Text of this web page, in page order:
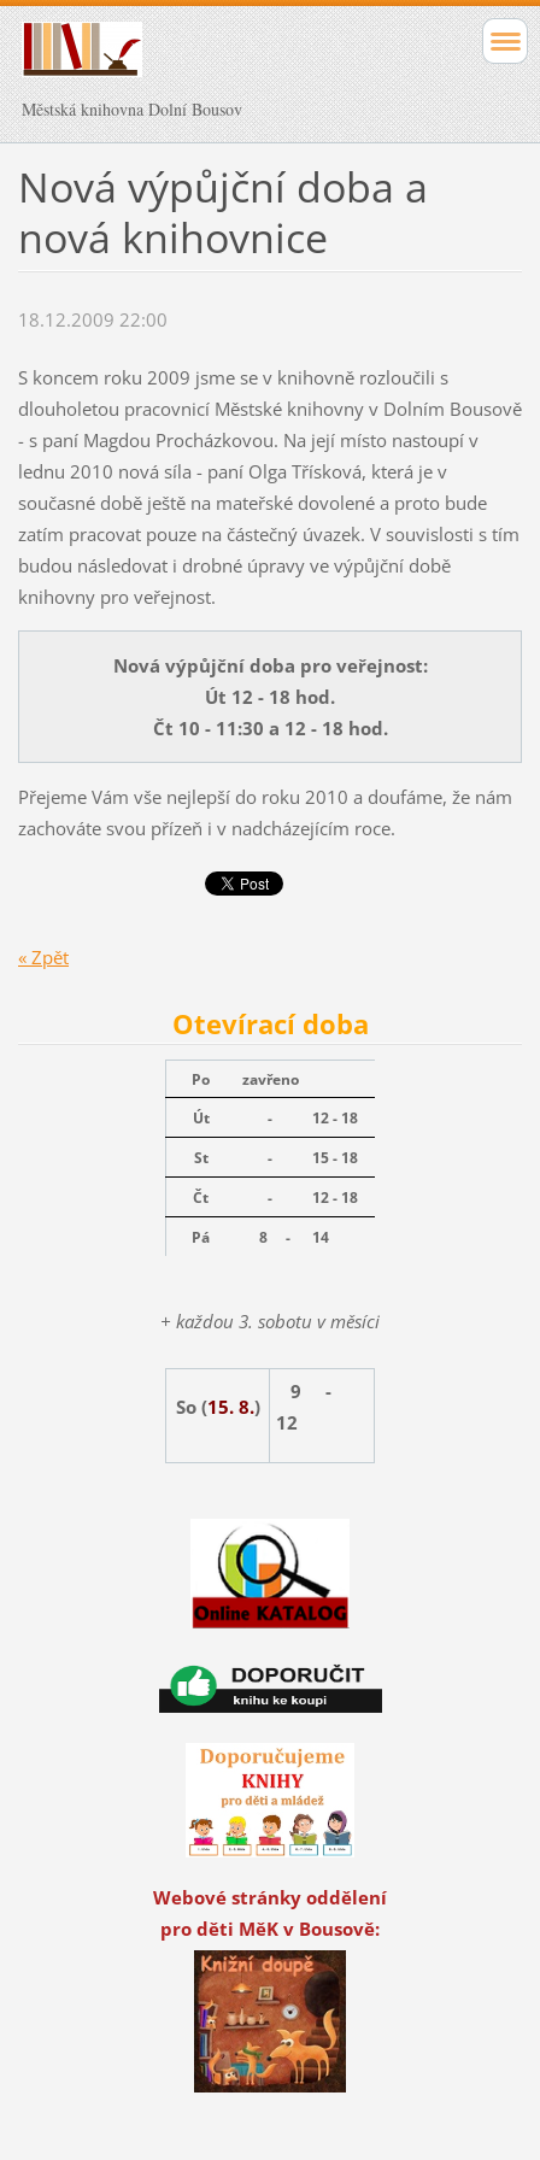
Městská knihovna Dolní Bousov
Nová výpůjční doba a
nová knihovnice
18.12.2009 22:00
S koncem roku 2009 jsme se v knihovně rozloučili s
dlouholetou pracovnicí Městské knihovny v Dolním Bousově
- s paní Magdou Procházkovou. Na její místo nastoupí v
lednu 2010 nová síla - paní Olga Třísková, která je v
současné době ještě na mateřské dovolené a proto bude
zatím pracovat pouze na částečný úvazek. V souvislosti s tím
budou následovat i drobné úpravy ve výpůjční době
knihovny pro veřejnost.
Nová výpůjční doba pro veřejnost:
Út 12 - 18 hod.
Čt 10 - 11:30 a 12 - 18 hod.
Přejeme Vám vše nejlepší do roku 2010 a doufáme, že nám
zachováte svou přízeň i v nadcházejícím roce.
« Zpět
Otevírací doba
Po
zavřeno
Út
-
12 - 18
St
-
15 - 18
Čt
-
12 - 18
Pá
8 - 14
+ každou 3. sobotu v měsíci
So (15. 8.)
9 -
12
Webové stránky oddělení
pro děti MěK v Bousově: